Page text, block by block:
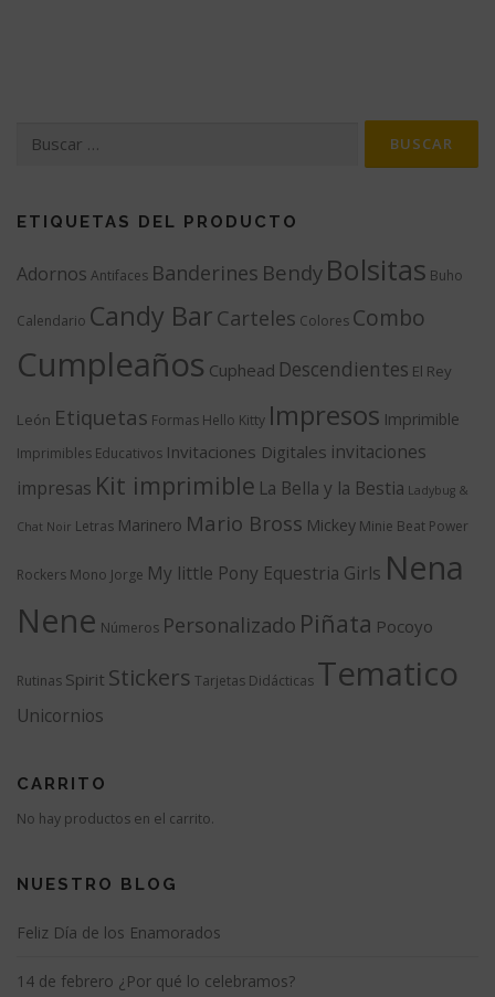
ETIQUETAS DEL PRODUCTO
Adornos Antifaces Banderines Bendy Bolsitas Buho
Calendario Candy Bar Carteles Colores Combo
Cumpleaños Cuphead Descendientes El Rey
León Etiquetas Formas Hello Kitty Impresos Imprimible
Imprimibles Educativos Invitaciones Digitales invitaciones
impresas Kit imprimible La Bella y la Bestia Ladybug &
Chat Noir Letras Marinero Mario Bross Mickey Minie Beat Power
Rockers Mono Jorge My little Pony Equestria Girls Nena
Nene Números Personalizado Piñata Pocoyo
Rutinas Spirit Stickers Tarjetas Didácticas Tematico
Unicornios
CARRITO
No hay productos en el carrito.
NUESTRO BLOG
Feliz Día de los Enamorados
14 de febrero ¿Por qué lo celebramos?